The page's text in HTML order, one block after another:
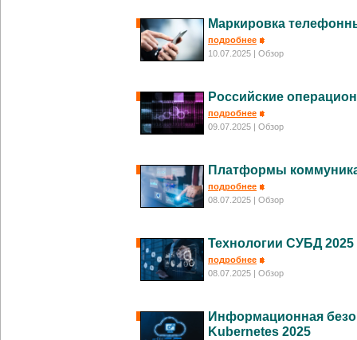
Маркировка
подробнее
10.07.2025
| Обзор
Российские
подробнее
09.07.2025
| Обзор
Платформы
подробнее
08.07.2025
| Обзор
Технологии СУБД 2025
подробнее
08.07.2025
| Обзор
Информационная
Kubernetes 2025